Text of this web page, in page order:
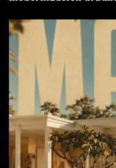
28 DE JULIO DE 2026
ARQUITECTURA